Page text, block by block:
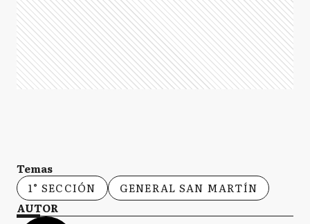
Temas
1° SECCIÓN
GENERAL SAN MARTÍN
AUTOR